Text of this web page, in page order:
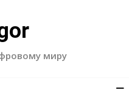
миру